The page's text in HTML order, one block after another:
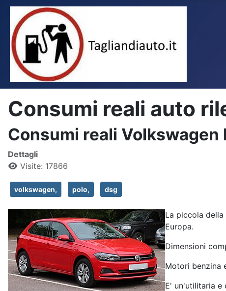
Consumi reali auto
Consumi reali Volkswagen
Dettagli
Visite: 17866
volkswagen, polo, dsg
La piccola
Europa.
Dimensioni
Motori benzina
E' un'utilitaria